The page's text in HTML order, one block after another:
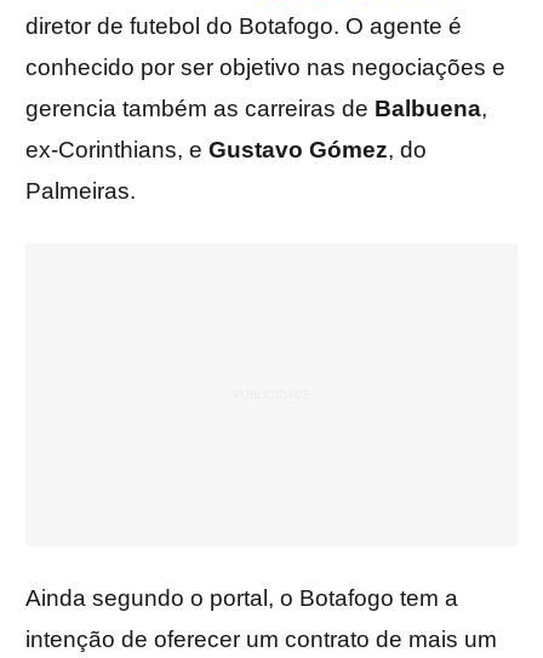
diretor de futebol do Botafogo. O agente é
conhecido por ser objetivo nas negociações e
gerencia também as carreiras de Balbuena,
ex-Corinthians, e Gustavo Gómez, do
Palmeiras.
Ainda segundo o portal, o Botafogo tem a
intenção de oferecer um contrato de mais um